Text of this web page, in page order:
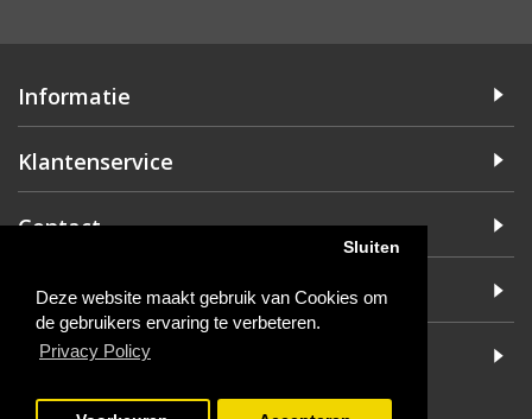
Deze website maakt gebruik van Cookies om
de gebruikers ervaring te verbeteren.
Privacy Policy
Sluiten
Informatie
Klantenservice
Contact
Mijn account
Nieuwsbrief